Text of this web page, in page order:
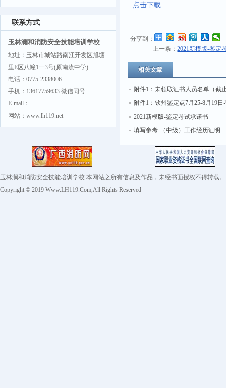
联系方式
玉林澜和消防安全技能培训学校
地址：玉林市城站路南江开发区旭塘
里E区八幢1一3号(原南流中学)
电话：0775-2338006
手机：13617759633 微信同号
E-mail：
网站：www.lh119.net
点击下载
分享到：
上一条：2021新模版-鉴定
相关文章
附件1：未领取证书人员名单（截
第一批次）
附件1：钦州鉴定点7月25-8月19日
务计划安排（2022第三批次恢复）
2021新模版-鉴定考试承诺书
填写参考-（中级）工作经历证明
玉林澜和消防安全技能培训学校 本网站之所有信息及作品，未经书面授权不得
Copyright © 2019 Www.LH119.Com,All Rights Reserved